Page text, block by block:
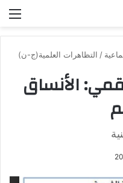
/ التظاهرات العلمية(ج-ن)
الأنساق